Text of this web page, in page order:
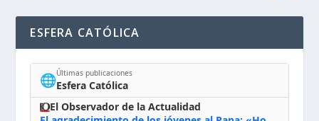
ESFERA CATÓLICA
🌐Últimas publicaciones
Esfera Católica
El Observador de la Actualidad